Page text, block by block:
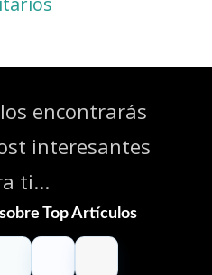
encontrarás
interesantes
ti...
Top Artículos